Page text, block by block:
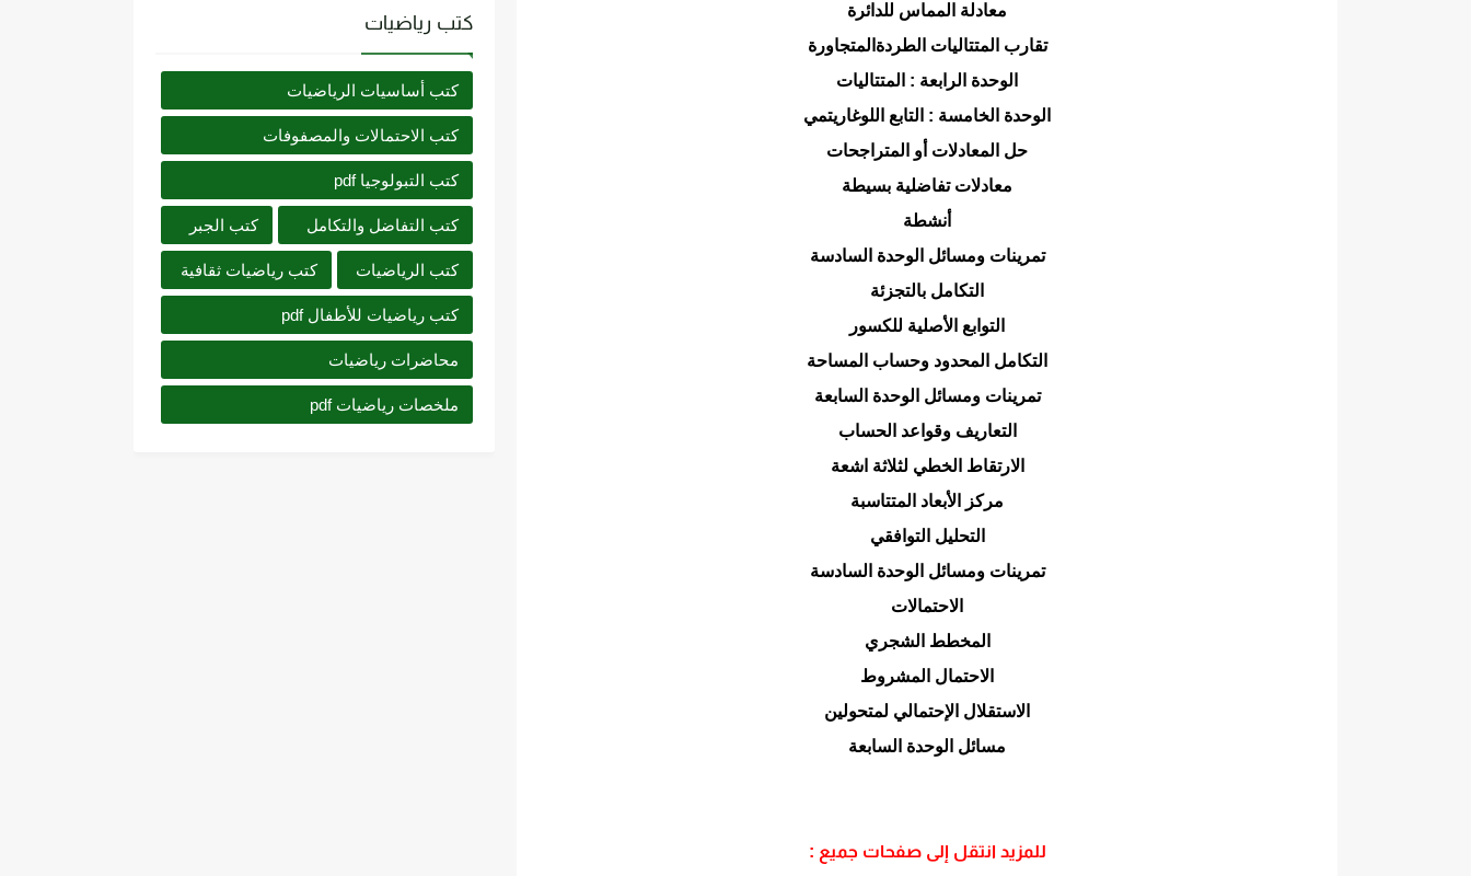
معادلة المماس للدائرة
تقارب المتتاليات الطردة المتجاورة
الوحدة الرابعة : المتتاليات
الوحدة الخامسة : التابع اللوغاريتمي
حل المعادلات أو المتراجحات
معادلات تفاضلية بسيطة
أنشطة
تمرينات ومسائل الوحدة السادسة
التكامل بالتجزئة
التوابع الأصلية للكسور
التكامل المحدود وحساب المساحة
تمرينات ومسائل الوحدة السابعة
التعاريف وقواعد الحساب
الارتقاط الخطي لثلاثة اشعة
مركز الأبعاد المتتاسبة
التحليل التوافقي
تمرينات ومسائل الوحدة السادسة
الاحتمالات
المخطط الشجري
الاحتمال المشروط
الاستقلال الإحتمالي لمتحولين
مسائل الوحدة السابعة
للمزيد انتقل إلى صفحات جميع :
كتب رياضيات
كتب أساسيات الرياضيات
كتب الاحتمالات والمصفوفات
كتب التبولوجيا pdf
كتب التفاضل والتكامل كتب الجبر
كتب الرياضيات كتب رياضيات ثقافية
كتب رياضيات للأطفال pdf
محاضرات رياضيات
ملخصات رياضيات pdf